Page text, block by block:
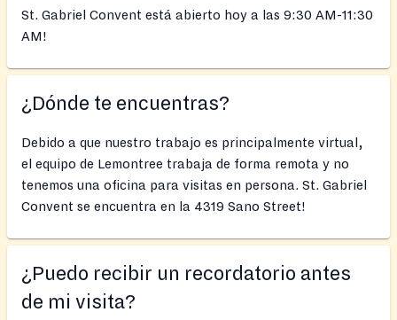
St. Gabriel Convent está abierto hoy a las 9:30 AM-11:30
AM!
¿Dónde te encuentras?
Debido a que nuestro trabajo es principalmente virtual,
el equipo de Lemontree trabaja de forma remota y no
tenemos una oficina para visitas en persona. St. Gabriel
Convent se encuentra en la 4319 Sano Street!
¿Puedo recibir un recordatorio antes
de mi visita?